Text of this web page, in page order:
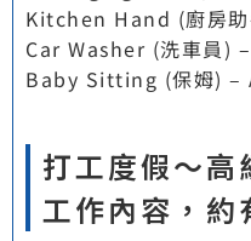
Kitchen Hand (廚房
Car Washer (洗車員)
Baby Sitting (保姆) –
打工度假～高
工作內容，約